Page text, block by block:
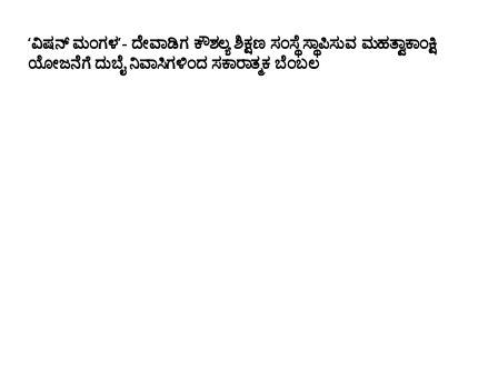
‘ವಿಷನ್ ಮಂಗಳ’- ದೇವಾಡಿಗ ಕೌಶಲ್ಯ ಶಿಕ್ಷಣ ಸಂಸ್ಥೆ ಸ್ಥಾಪಿಸುವ ಮಹತ್ವಾಕಾಂಕ್ಷಿ
ಯೋಜನೆಗೆ ದುಬೈ ನಿವಾಸಿಗಳಿಂದ ಸಕಾರಾತ್ಮಕ ಬೆಂಬಲ